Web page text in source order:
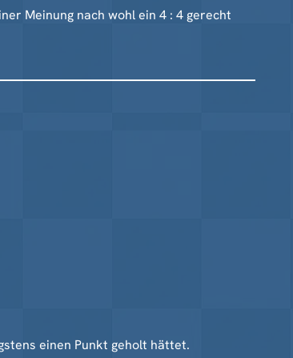
Meinung nach wohl ein 4 : 4 gerecht
einen Punkt geholt hättet.